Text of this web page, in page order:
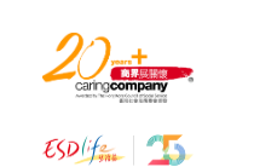
health.ESDlife客服热